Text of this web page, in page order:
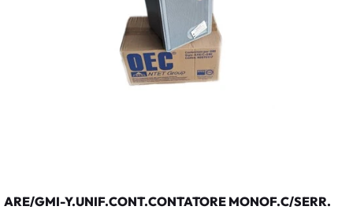
ARE/GMI-Y.UNIF.CONT.CONTATORE MONOF.C/SERR.